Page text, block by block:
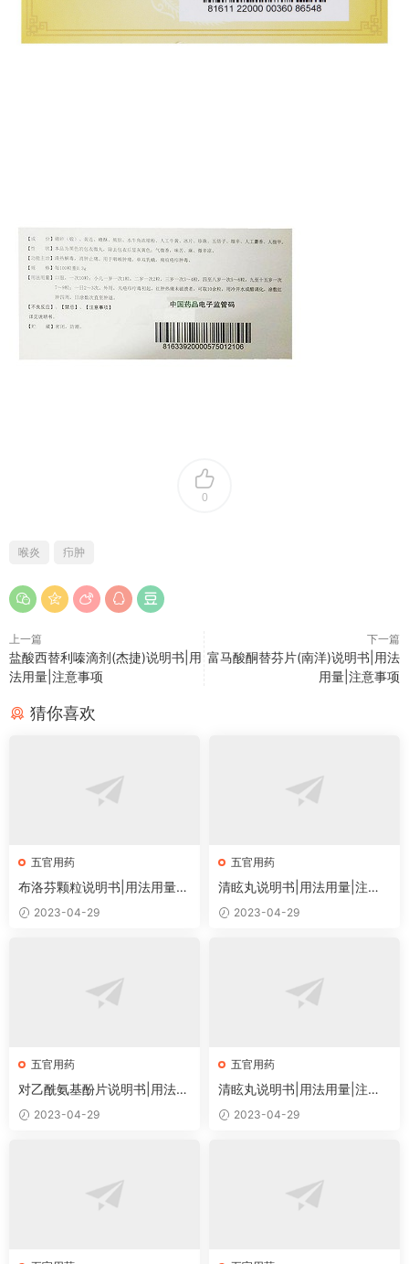
0
喉炎 疖肿
上一篇
盐酸西替利嗪滴剂(杰捷)说明书|用
法用量|注意事项
下一篇
富马酸酮替芬片(南洋)说明书|用法
用量|注意事项
猜你喜欢
五官用药
布洛芬颗粒说明书|用法用量|
注意事项
2023-04-29
五官用药
清眩丸说明书|用法用量|注意
事项2023-04-29
五官用药
对乙酰氨基酚片说明书|用法用
量|注意事项
2023-04-29
五官用药
清眩丸说明书|用法用量|注意
事项2023-04-29